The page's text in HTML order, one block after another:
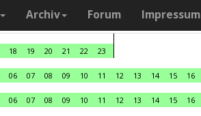
Archiv Forum Impressum
18 19 20 21 22
23
06 07 08 09 10 11 12 13 14 15 16
06 07 08 09 10 11 12 13 14 15 16